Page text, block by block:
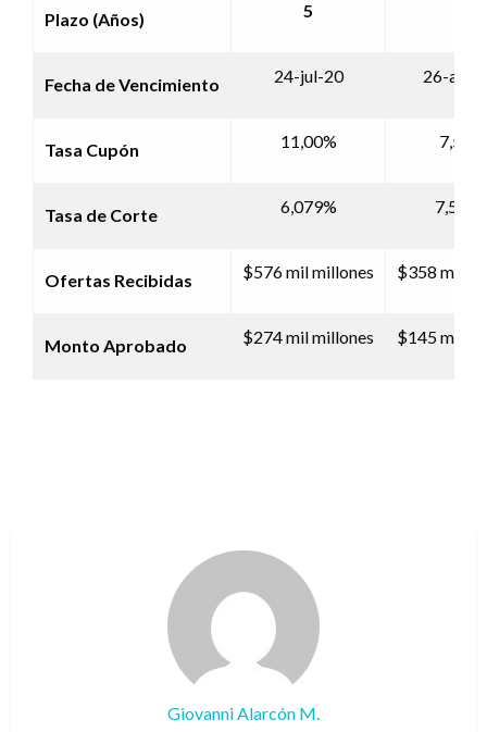
Plazo (Años) 5
Fecha de Vencimiento 24-jul-20 26-
Tasa Cupón 11,00% 7,50%
Tasa de Corte 6,079%
Ofertas Recibidas $576 mil millones $358 mil
Monto Aprobado $274 mil millones $145 mil
Giovanni Alarcón M.